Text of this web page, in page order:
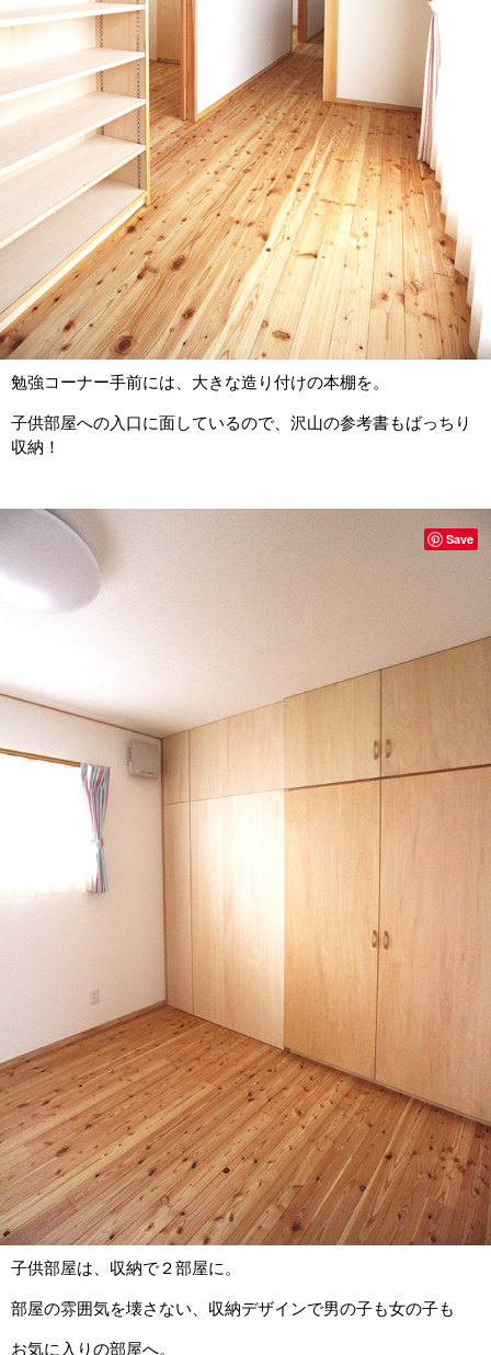
勉強コーナー手前には、大きな造り付けの本棚を。
子供部屋への入口に面しているので、沢山の参考書もばっちり
収納！
子供部屋は、収納で２部屋に。
部屋の雰囲気を壊さない、収納デザインで男の子も女の子も
お気に入りの部屋へ。
Save